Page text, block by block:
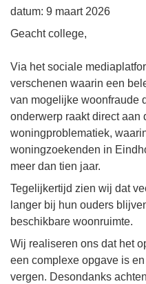
datum: 9 maart 2026
Geacht college,
Via het sociale
verschenen waarin een
van mogelijke woonfraude
onderwerp raakt direct aan
woningproblematiek,
woningzoekenden in
meer dan tien jaar.
Tegelijkertijd zien wij dat
langer bij hun ouders
beschikbare woonruimte.
Wij realiseren ons dat het
een complexe opgave is
vergen. Desondanks